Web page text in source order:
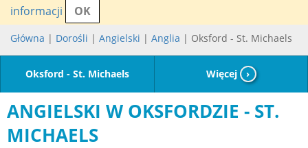
informacji
OK
Główna | Dorośli | Angielski | Anglia | Oksford - St. Michaels
Oksford - St. Michaels Więcej ›
ANGIELSKI W OKSFORDZIE - ST.
MICHAELS